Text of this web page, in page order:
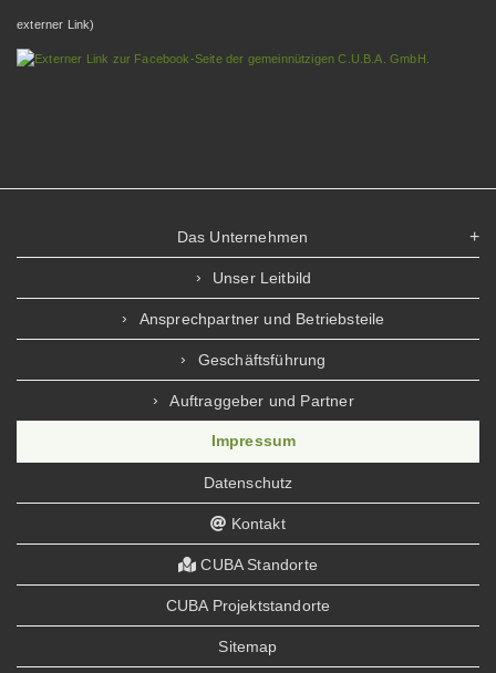
externer Link)
Das Unternehmen
Unser Leitbild
Ansprechpartner und Betriebsteile
Geschäftsführung
Auftraggeber und Partner
Impressum
Datenschutz
Kontakt
CUBA Standorte
CUBA Projektstandorte
Sitemap